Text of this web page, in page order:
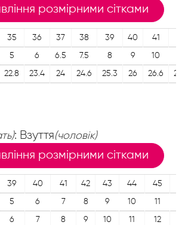
розмірними сітками
35 36 37 38 39 40 41
5 6 6.5 7.5 8 9 10
22.8 23.4 24 24.6 25.3 26 26.6
: Взуття(чоловік)
розмірними сітками
39 40 41 42 43 44 45
5 6 7 8 9 10 11
6 7 8 9 10 11 12